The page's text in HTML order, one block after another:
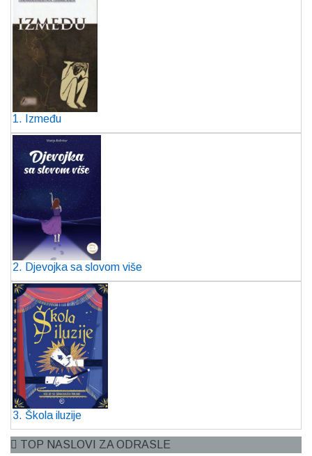
1. Između
2. Djevojka sa slovom više
3. Škola iluzije
TOP NASLOVI ZA ODRASLE